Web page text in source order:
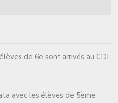
de 6e sont arrivés au CDI
avec les élèves de 5ème !